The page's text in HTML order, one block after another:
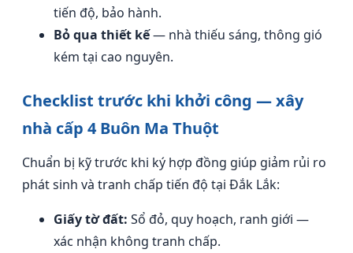
tiến độ, bảo hành.
Bỏ qua thiết kế— nhà thiếu sáng, thông gió
kém tại cao nguyên.
Checklist trước khi khởi công — xây
nhà cấp 4 Buôn Ma Thuột
Chuẩn bị kỹ trước khi ký hợp đồng giúp giảm rủi ro
phát sinh và tranh chấp tiến độ tại Đắk Lắk:
Giấy tờ đất: Sổ đỏ, quy hoạch, ranh giới —
xác nhận không tranh chấp.